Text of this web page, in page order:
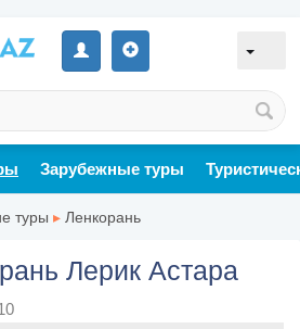
Зарубежные туры
туры ▸ Ленкорань
Лерик Астара